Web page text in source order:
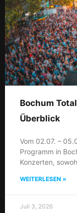
Bochum
Überblick
Vom 02.07. –
Programm in
Konzerten,
WEITERLESEN »
Juli 3, 2026